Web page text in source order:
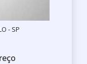
- SP